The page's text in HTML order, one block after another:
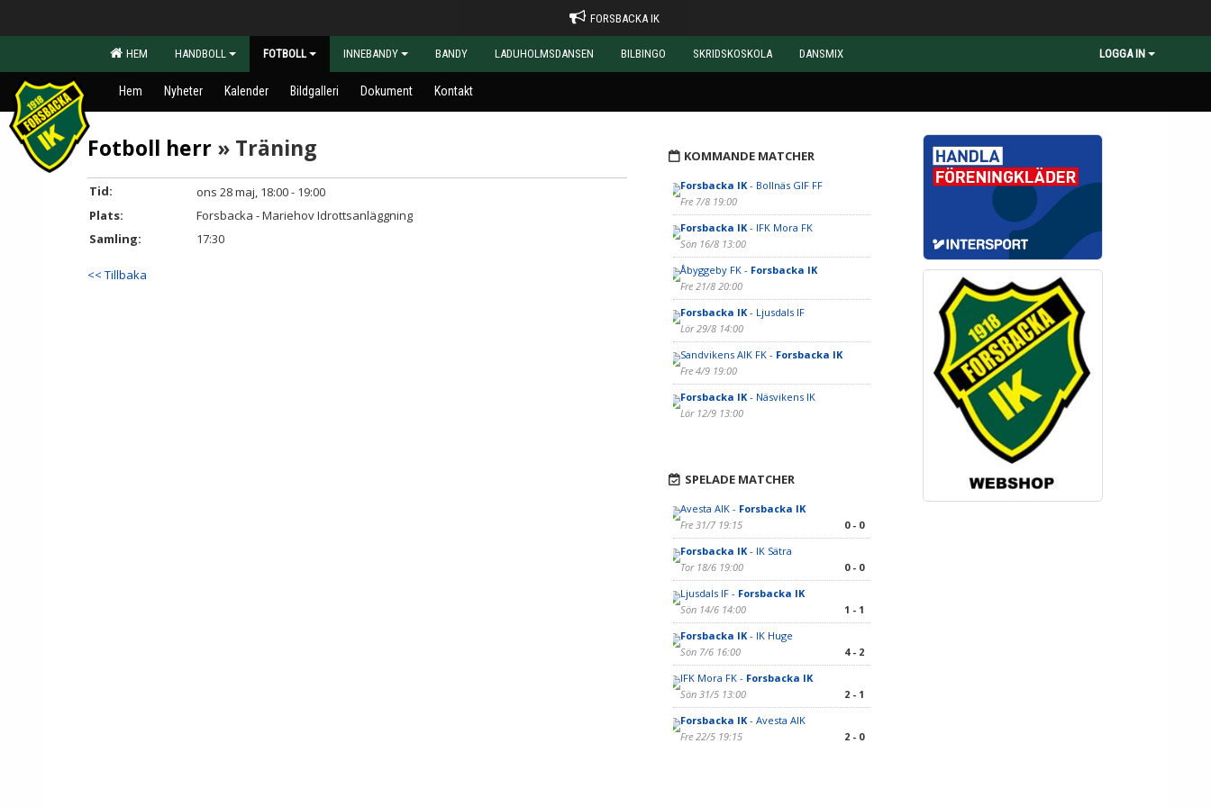
FORSBACKA IK
HEM HANDBOLL FOTBOLL INNEBANDY BANDY LADUHOLMSDANSEN BILBINGO SKRIDSKOSKOLA DANSMIX LOGGA IN
Hem Nyheter Kalender Bildgalleri Dokument Kontakt
Fotboll herr » Träning
Tid:
ons 28 maj, 18:00 - 19:00
Plats:
Forsbacka - Mariehov Idrottsanläggning
Samling:
17:30
<< Tillbaka
KOMMANDE MATCHER
Forsbacka IK- Bollnäs GIF FF
Fre 7/8 19:00
Forsbacka IK- IFK Mora FK
Sön 16/8 13:00
Åbyggeby FK - Forsbacka IK
Fre 21/8 20:00
Forsbacka IK- Ljusdals IF
Lör 29/8 14:00
Sandvikens AIK FK - Forsbacka IK
Fre 4/9 19:00
Forsbacka IK- Näsvikens IK
Lör 12/9 13:00
SPELADE MATCHER
Avesta AIK - Forsbacka IK
Fre 31/7 19:15
0 - 0
Forsbacka IK- IK Sätra
Tor 18/6 19:00
0 - 0
Ljusdals IF - Forsbacka IK
Sön 14/6 14:00
1 - 1
Forsbacka IK- IK Huge
Sön 7/6 16:00
4 - 2
IFK Mora FK - Forsbacka IK
Sön 31/5 13:00
2 - 1
Forsbacka IK- Avesta AIK
Fre 22/5 19:15
2 - 0